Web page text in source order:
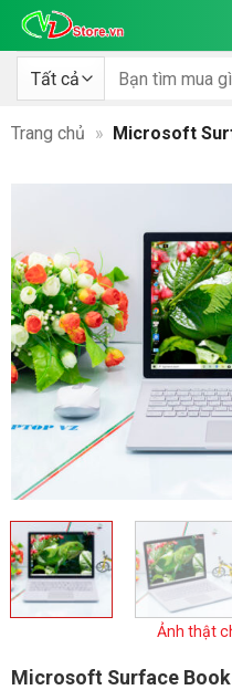
qua
dung
Tìm
kiếm:
Trang chủ » Microsoft
Ảnh thật
Microsoft Surface Book